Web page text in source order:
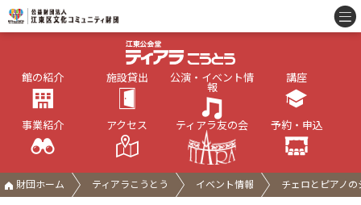
館の紹介 施設貸出 公演・イベント情
報
講座
事業紹介 アクセス ティアラ友の会 予約・申込
財団ホーム ティアラこうとう イベント情報 チェロとピアノ